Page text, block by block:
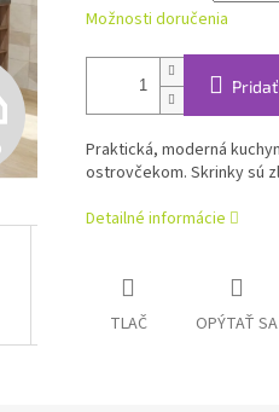
Z
A
A
Možnosti doručenia
Praktická, moderná
ostrovčekom. Skrinky sú
Detailné informácie
TLAČ OPÝTAŤ SA